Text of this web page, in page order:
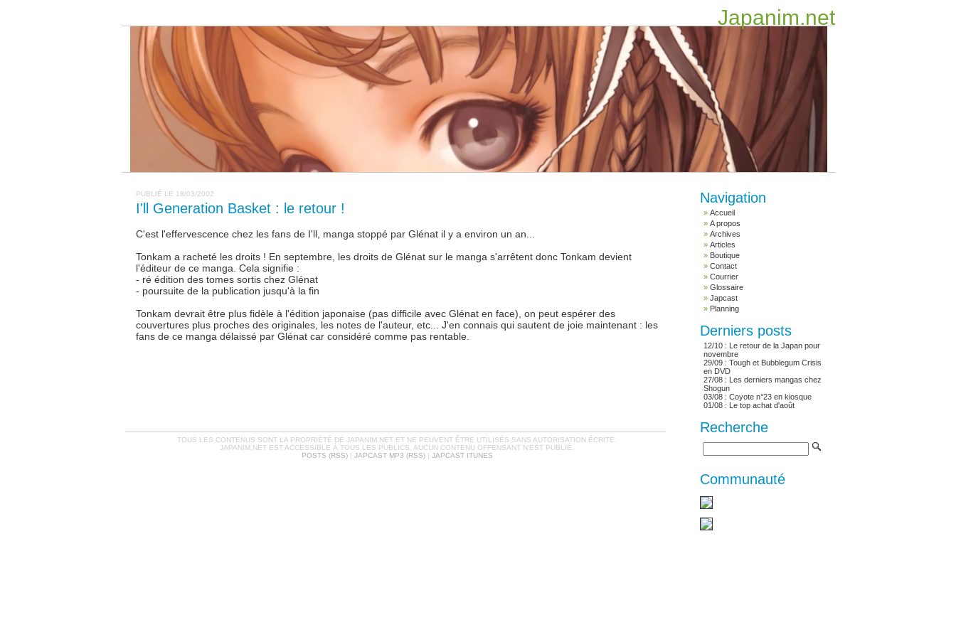
Japanim.net
Navigation
Accueil
A propos
Archives
Articles
Boutique
Contact
Courrier
Glossaire
Japcast
Planning
Derniers posts
12/10 : Le retour de la Japan pour
novembre
29/09 : Tough et Bubblegum Crisis
en DVD
27/08 : Les derniers mangas chez
Shogun
03/08 : Coyote n°23 en kiosque
01/08 : Le top achat d'août
Recherche
Communauté
PUBLIÉ LE 18/03/2002
I'll Generation Basket : le retour !
C'est l'effervescence chez les fans de I'll, manga stoppé par Glénat il y a environ un an...
Tonkam a racheté les droits ! En septembre, les droits de Glénat sur le manga s'arrêtent donc Tonkam devient
l'éditeur de ce manga. Cela signifie :
- ré édition des tomes sortis chez Glénat
- poursuite de la publication jusqu'à la fin
Tonkam devrait être plus fidèle à l'édition japonaise (pas difficile avec Glénat en face), on peut espérer des
couvertures plus proches des originales, les notes de l'auteur, etc... J'en connais qui sautent de joie maintenant : les
fans de ce manga délaissé par Glénat car considéré comme pas rentable.
TOUS LES CONTENUS SONT LA PROPRIÉTÉ DE JAPANIM.NET ET NE PEUVENT ÊTRE UTILISÉS SANS AUTORISATION ÉCRITE.
JAPANIM.NET EST ACCESSIBLE À TOUS LES PUBLICS. AUCUN CONTENU OFFENSANT N'EST PUBLIÉ.
POSTS (RSS)| JAPCAST MP3 (RSS)| JAPCAST ITUNES